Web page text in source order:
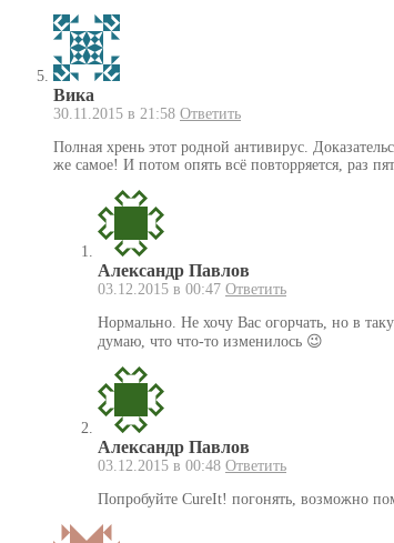
Вика
30.11.2015 в 21:58 Ответить
Полная хрень этот родной антивирус.
же самое! И потом опять всё повторряется, раз
Александр Павлов
03.12.2015 в 00:47 Ответить
Нормально. Не хочу Вас огорчать, но в
думаю, что что-то изменилось 😉
Александр Павлов
03.12.2015 в 00:48 Ответить
Попробуйте CureIt! погонять, возможно